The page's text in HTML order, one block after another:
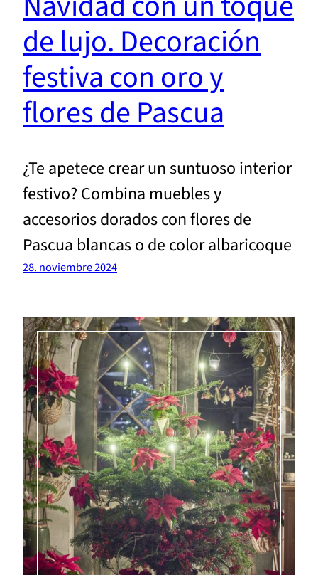
de lujo. Decoración
festiva con oro y
flores de Pascua
¿Te apetece crear un suntuoso interior
festivo? Combina muebles y
accesorios dorados con flores de
Pascua blancas o de color albaricoque
28. noviembre 2024